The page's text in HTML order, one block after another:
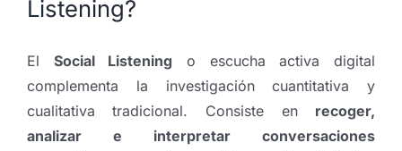
Listening?
El Social Listening o escucha activa digital
complementa la investigación cuantitativa y
cualitativa tradicional. Consiste en recoger,
analizar e interpretar conversaciones